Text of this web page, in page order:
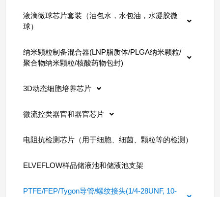
液滴微球芯片套装（油包水，水包油，水凝胶微
球）
纳米颗粒制备混合器(LNP脂质体/PLGA纳米颗粒/
聚合物纳米颗粒/核酸药物包封)
3D动态细胞培养芯片
微流控类器官和器官芯片
电阻抗检测芯片（用于细胞、细菌、颗粒等的检测）
ELVEFLOW样品储液池和储液池支架
PTFE/FEP/Tygon导管/螺纹接头(1/4-28UNF, 10-